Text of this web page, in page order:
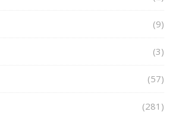
(9)
(3)
(57)
(281)